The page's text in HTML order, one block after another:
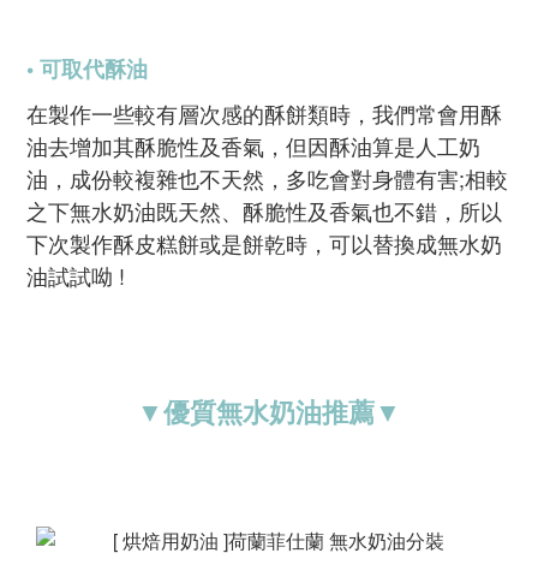
• 可取代酥油
在製作一些較有層次感的酥餅類時，我們常會用酥
油去增加其酥脆性及香氣，但因酥油算是人工奶
油，成份較複雜也不天然，多吃會對身體有害;相較
之下無水奶油既天然、酥脆性及香氣也不錯，所以
下次製作酥皮糕餅或是餅乾時，可以替換成無水奶
油試試呦 !
▼優質無水奶油推薦▼